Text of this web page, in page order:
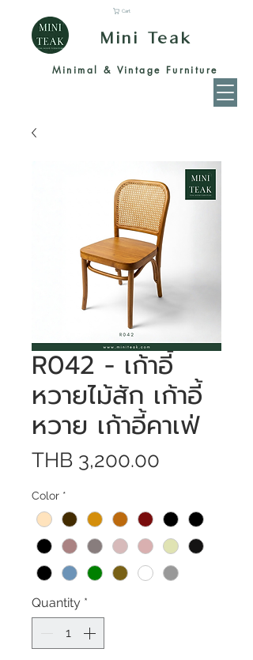
Mini Teak
Minimal & Vintage Furniture
Cart
R042 - เก้าอี้
หวายไม้สัก เก้าอี้
หวาย เก้าอี้คาเฟ่
THB 3,200.00
Color *
Quantity *